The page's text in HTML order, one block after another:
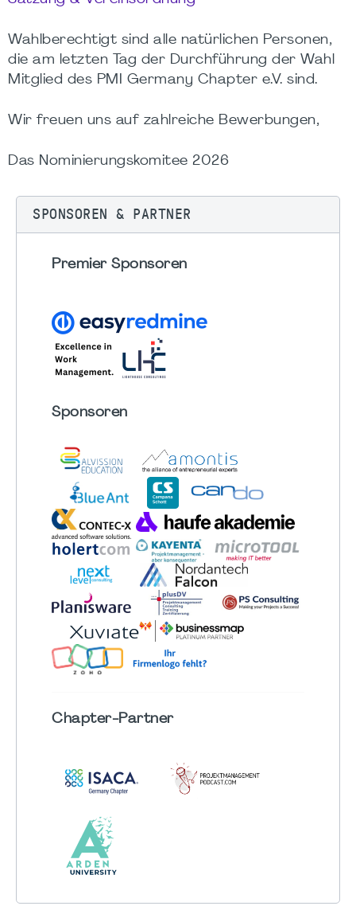
Wahlberechtigt sind alle natürlichen Personen,
die am letzten Tag der Durchführung der Wahl
Mitglied des PMI Germany Chapter e.V. sind.
Wir freuen uns auf zahlreiche Bewerbungen,
Das Nominierungskomitee 2026
SPONSOREN & PARTNER
Premier Sponsoren
Sponsoren
Chapter-Partner